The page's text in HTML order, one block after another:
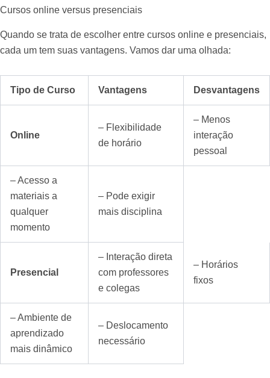
Cursos online versus presenciais
Quando se trata de escolher entre cursos online e presenciais,
cada um tem suas vantagens. Vamos dar uma olhada:
Tipo de Curso Vantagens Desvantagens
Online
– Flexibilidade
de horário
– Menos
interação
pessoal
– Acesso a
materiais a
qualquer
momento
– Pode exigir
mais disciplina
Presencial
– Interação direta
com professores
e colegas
– Horários
fixos
– Ambiente de
aprendizado
mais dinâmico
– Deslocamento
necessário